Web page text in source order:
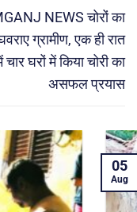
NEWS चोरों का
ग्रामीण, एक ही रात
चार घरों में किया चोरी का
असफल प्रयास